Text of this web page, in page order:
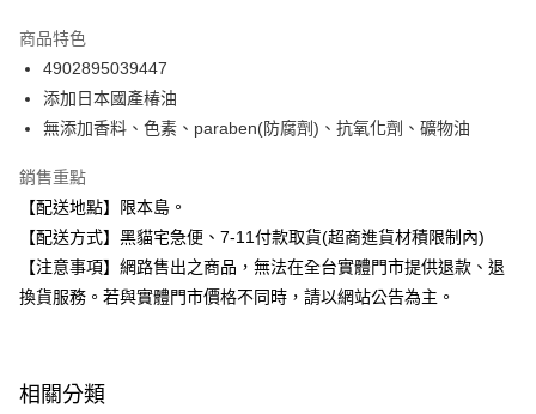
Apple Pay
街口支付
Google Pay
全盈+PAY
2.付款方式選擇「大哥付你分期」，訂單成立後會自動跳轉到大哥付的交易
流程，驗證手機門號後，選擇欲分期的期數、繳款截止日，確認付款後即完
商品特色
4902895039447
添加日本國產椿油
無添加香料、色素、paraben(防腐劑)、抗氧化劑、礦物油
銷售重點
【配送地點】限本島。
【配送方式】黑貓宅急便、7-11付款取貨(超商進貨材積限制內)
【注意事項】網路售出之商品，無法在全台實體門市提供退款、退
換貨服務。若與實體門市價格不同時，請以網站公告為主。
相關分類